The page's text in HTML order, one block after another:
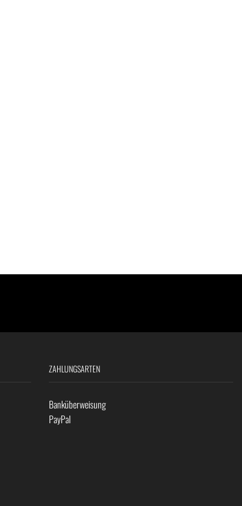
ZAHLUNGSARTEN
Banküberweisung
PayPal